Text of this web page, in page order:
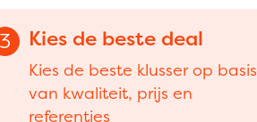
3 Kies de beste deal
Kies de beste klusser op basis
van kwaliteit, prijs en
referenties